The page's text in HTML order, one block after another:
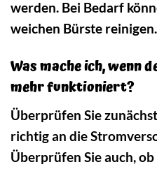
werden. Bei Bedarf
weichen Bürste reinigen.
Was mache ich, wenn
mehr funktioniert?
Überprüfen Sie
richtig an die
Überprüfen Sie auch,